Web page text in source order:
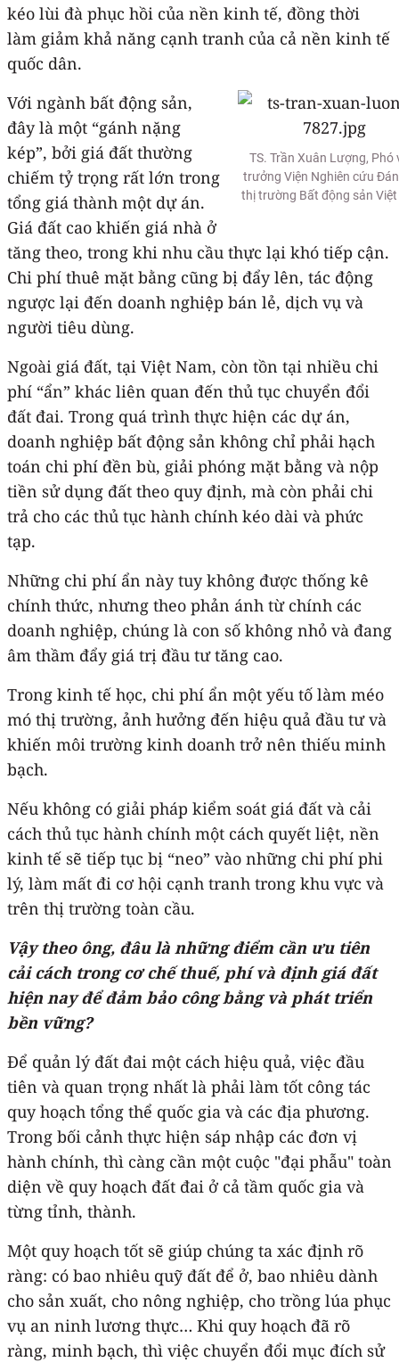
kéo lùi đà phục hồi của nền kinh tế, đồng thời
làm giảm khả năng cạnh tranh của cả nền kinh tế
quốc dân.
TS. Trần Xuân Lượng, Phó
trưởng Viện Nghiên cứu
thị trường Bất động sản
Với ngành bất động sản,
đây là một “gánh nặng
kép”, bởi giá đất thường
chiếm tỷ trọng rất lớn trong
tổng giá thành một dự án.
Giá đất cao khiến giá nhà ở
tăng theo, trong khi nhu cầu thực lại khó tiếp cận.
Chi phí thuê mặt bằng cũng bị đẩy lên, tác động
ngược lại đến doanh nghiệp bán lẻ, dịch vụ và
người tiêu dùng.
Ngoài giá đất, tại Việt Nam, còn tồn tại nhiều chi
phí “ẩn” khác liên quan đến thủ tục chuyển đổi
đất đai. Trong quá trình thực hiện các dự án,
doanh nghiệp bất động sản không chỉ phải hạch
toán chi phí đền bù, giải phóng mặt bằng và nộp
tiền sử dụng đất theo quy định, mà còn phải chi
trả cho các thủ tục hành chính kéo dài và phức
tạp.
Những chi phí ẩn này tuy không được thống kê
chính thức, nhưng theo phản ánh từ chính các
doanh nghiệp, chúng là con số không nhỏ và đang
âm thầm đẩy giá trị đầu tư tăng cao.
Trong kinh tế học, chi phí ẩn một yếu tố làm méo
mó thị trường, ảnh hưởng đến hiệu quả đầu tư và
khiến môi trường kinh doanh trở nên thiếu minh
bạch.
Nếu không có giải pháp kiểm soát giá đất và cải
cách thủ tục hành chính một cách quyết liệt, nền
kinh tế sẽ tiếp tục bị “neo” vào những chi phí phi
lý, làm mất đi cơ hội cạnh tranh trong khu vực và
trên thị trường toàn cầu.
Vậy theo ông, đâu là những điểm cần ưu tiên
cải cách trong cơ chế thuế, phí và định giá đất
hiện nay để đảm bảo công bằng và phát triển
bền vững?
Để quản lý đất đai một cách hiệu quả, việc đầu
tiên và quan trọng nhất là phải làm tốt công tác
quy hoạch tổng thể quốc gia và các địa phương.
Trong bối cảnh thực hiện sáp nhập các đơn vị
hành chính, thì càng cần một cuộc "đại phẫu" toàn
diện về quy hoạch đất đai ở cả tầm quốc gia và
từng tỉnh, thành.
Một quy hoạch tốt sẽ giúp chúng ta xác định rõ
ràng: có bao nhiêu quỹ đất để ở, bao nhiêu dành
cho sản xuất, cho nông nghiệp, cho trồng lúa phục
vụ an ninh lương thực… Khi quy hoạch đã rõ
ràng, minh bạch, thì việc chuyển đổi mục đích sử